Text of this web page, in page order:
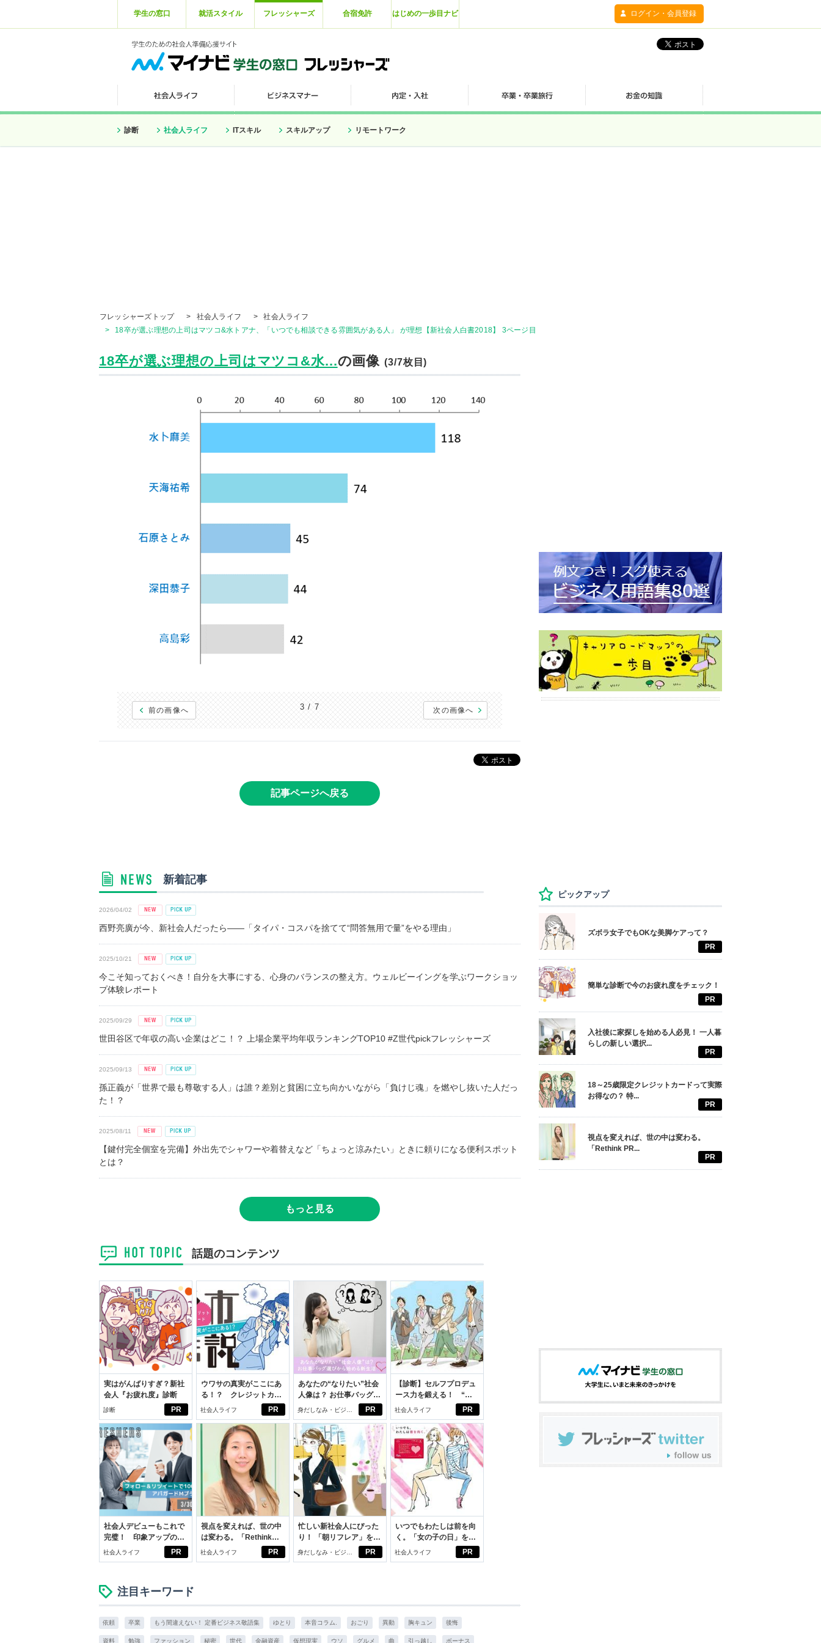
学生の窓口 就活スタイル フレッシャーズ 合宿免許 はじめの一歩目ナビ ログイン・会員登録
診断 社会人ライフ ITスキル スキルアップ リモートワーク
フレッシャーズトップ > 社会人ライフ >
社会人ライフ
>
18卒が選ぶ理想の上司はマツコ&水トアナ、「いつでも相談できる雰囲気がある人」 が理想【新社会人白書2018】 3ページ目
18卒が選ぶ理想の上司はマツコ&水...の画像(3/7枚目)
前の画像へ 3 / 7 次の画像へ
記事ページへ戻る
新着記事
2026/04/02
西野亮廣が今、新社会人だったら――「タイパ・コスパを捨てて“問答無用で量”をやる理由」
2025/10/21
今こそ知っておくべき！自分を大事にする、心身のバランスの整え方。ウェルビーイングを学ぶワークショッ
プ体験レポート
2025/09/29
世田谷区で年収の高い企業はどこ！？ 上場企業平均年収ランキングTOP10 #Z世代pickフレッシャーズ
2025/09/13
孫正義が「世界で最も尊敬する人」は誰？差別と貧困に立ち向かいながら「負けじ魂」を燃やし抜いた人だっ
た！？
2025/08/11
【鍵付完全個室を完備】外出先でシャワーや着替えなど「ちょっと涼みたい」ときに頼りになる便利スポット
とは？
もっと見る
話題のコンテンツ
PR
実はがんばりすぎ？新社
会人『お疲れ度』診断
診断 PR
ウワサの真実がここにあ
る！？ クレジットカー
ドの都市伝説
社会人ライフ PR
あなたの“なりたい”社会
人像は？ お仕事バッグ選
びから始める新生活
身だしなみ・ビジネ
スアイテム
PR
【診断】セルフプロデュ
ース力を鍛える！ “ジ
ブン観”診断
社会人ライフ
PR
社会人デビューもこれで
完璧！ 印象アップのセ
ルフプロデュース術
社会人ライフ PR
視点を変えれば、世の中
は変わる。「Rethink
PROJECT」がつたえた
社会人ライフ PR
忙しい新社会人にぴった
り！ 「朝リフレア」をは
じめよう。しっかりニオ
イケアして24時間快適。
身だしなみ・ビジネ
スアイテム
PR
いつでもわたしは前を向
く。「女の子の日」を前
向きに♪社会人エリ・大
社会人ライフ
注目キーワード
依頼 卒業 もう間違えない！ 定番ビジネス敬語集 ゆとり 本音コラム. おごり 異動 胸キュン 後悔
資料 勉強 ファッション 秘密 世代 金融資産 仮想現実 ウソ グルメ 曲 引っ越し ボーナス
ピックアップ
ズボラ女子でもOKな美脚ケアって？
PR
簡単な診断で今のお疲れ度をチェック！
PR
入社後に家探しを始める人必見！ 一人暮
らしの新しい選択...
PR
18～25歳限定クレジットカードって実際
お得なの？ 特...
PR
視点を変えれば、世の中は変わる。
「Rethink PR...
PR